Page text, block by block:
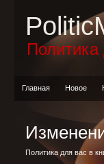
Главная Новое
Политика для вас в